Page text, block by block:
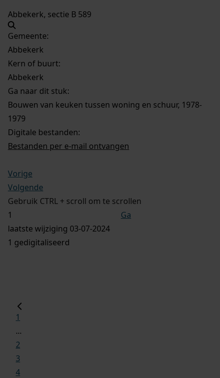
Abbekerk, sectie B 589
Gemeente:
Abbekerk
Kern of buurt:
Abbekerk
Ga naar dit stuk:
Bouwen van keuken tussen woning en schuur, 1978-
1979
Digitale bestanden:
Bestanden per e-mail ontvangen
Vorige
Volgende
Gebruik CTRL + scroll om te scrollen
Ga
laatste wijziging 03-07-2024
1 gedigitaliseerd
1
...
2
3
4